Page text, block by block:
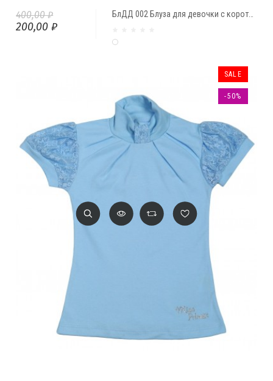
400,00 ₽
200,00 ₽
Белый
SALE
-50%